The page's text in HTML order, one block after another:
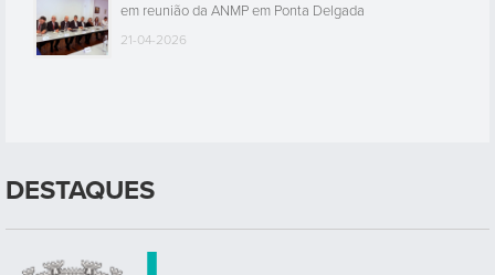
em reunião da ANMP em Ponta Delgada
21-04-2026
DESTAQUES